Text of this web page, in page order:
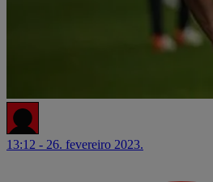
13:12 - 26. fevereiro 2023.